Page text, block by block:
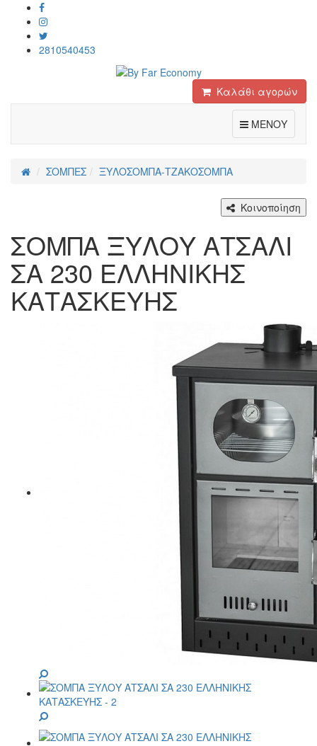
2810540453
Καλάθι αγορών
ΜΕΝΟΥ
ΣΟΜΠΕΣ ΞΥΛΟΣΟΜΠΑ-ΤΖΑΚΟΣΟΜΠΑ
Κοινοποίηση
ΣΟΜΠΑ ΞΥΛΟΥ ΑΤΣΑΛΙ
ΣΑ 230 ΕΛΛΗΝΙΚΗΣ
ΚΑΤΑΣΚΕΥΗΣ